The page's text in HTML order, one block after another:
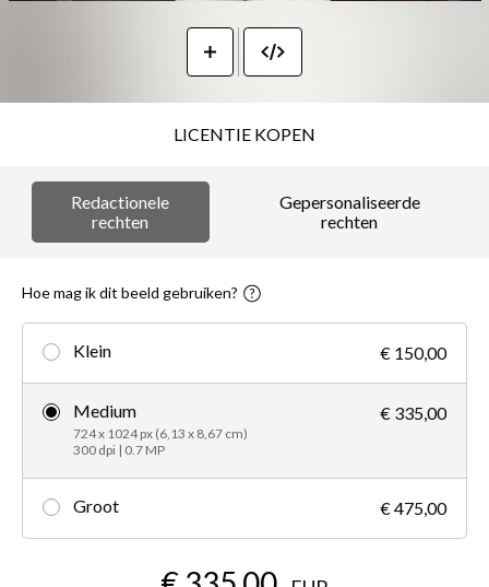
LICENTIE KOPEN
Redactionele
rechten
Gepersonaliseerde
rechten
Hoe mag ik dit beeld gebruiken?
Klein € 150,00
Medium
724 x 1024 px (6,13 x 8,67 cm)
300 dpi | 0.7 MP
€ 335,00
Groot € 475,00